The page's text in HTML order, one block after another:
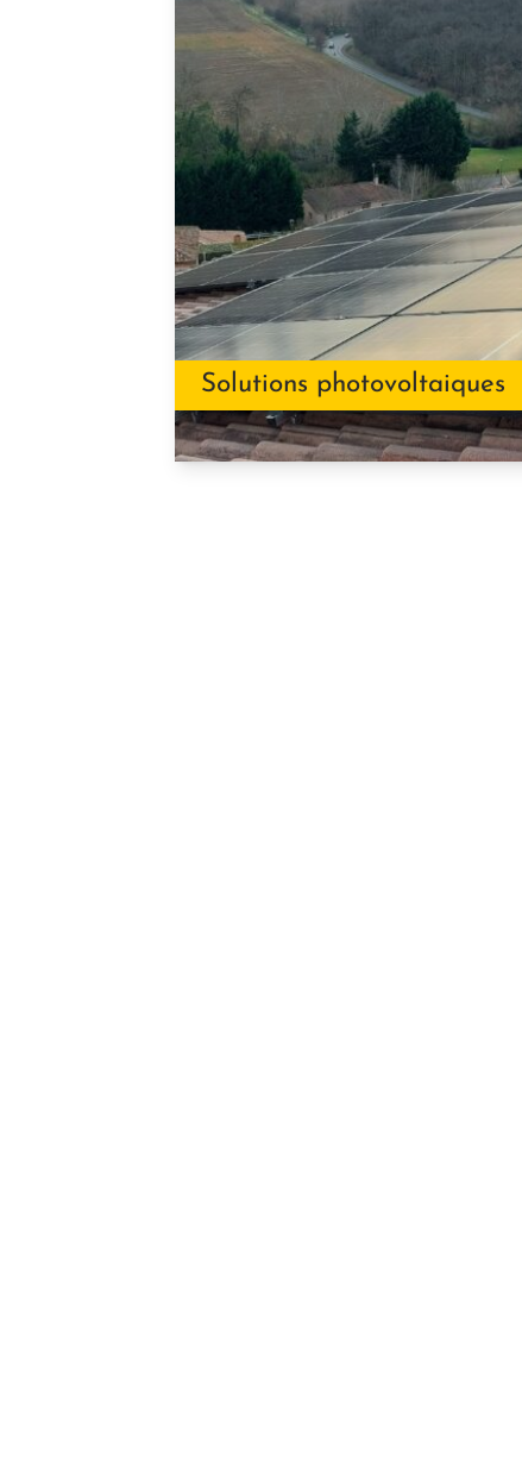
Solutions photovoltaiques